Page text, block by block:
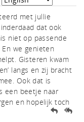
met jullie
dat ook
niet op passende
we genieten
Gisteren kwam
langs en zij bracht
Ook dat is
een beetje naar
en hopelijk toch